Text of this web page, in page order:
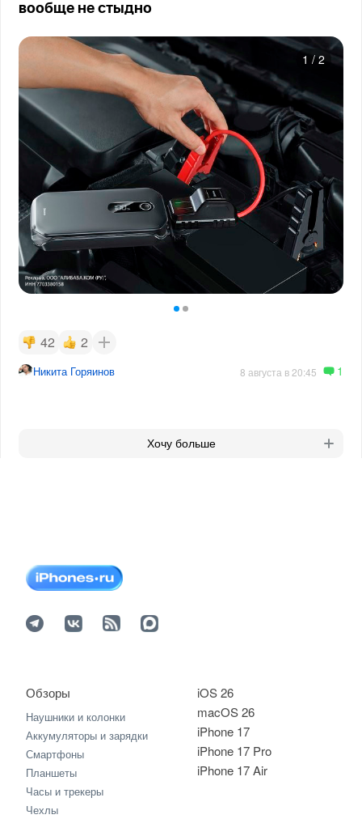
вообще не стыдно
1 / 2
42 2
Никита Горяинов 8 августа в 20:45 1
Хочу больше
iOS 26
macOS 26
iPhone 17
iPhone 17 Pro
iPhone 17 Air
Обзоры
Наушники и колонки
Аккумуляторы и зарядки
Смартфоны
Планшеты
Часы и трекеры
Чехлы